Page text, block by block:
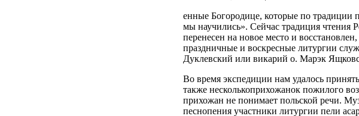
енные Богородице, которые по традиции
мы научились». Сейчас традиция чтения
перенесен на новое место и
праздничные и воскресные литургии
Дуклевский или викарий о. Марэк
Во время экспедиции нам удалось
также несколькоприхожанок пожилого
прихожан не понимает польской речи.
песнопения участники литургии пели